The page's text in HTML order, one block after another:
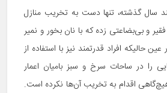
سال گذشته، تنها دست به تخریب منازل
و بی‌بضاعتی زده که با نان بخور و نمیر
حالیکه افراد قدرتمند نیز با استفاده از
را در ساحات سرخ و سبز بامیان اعمار
هیچ‌گاهی اقدام به تخریب آن‌ها نکرده است.